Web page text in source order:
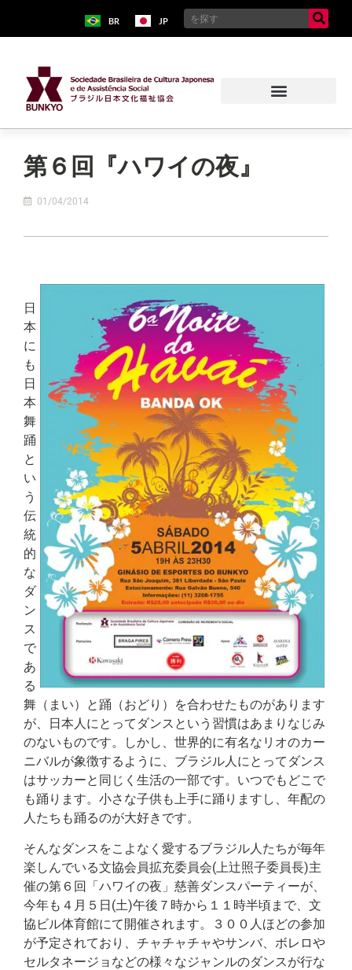
BR JP
第６回『ハワイの夜』
01/04/2014
日
本
に
も
日
本
舞
踊
と
い
う
伝
統
的
な
ダ
ン
ス
で
あ
る
舞（まい）と踊（おどり）を合わせたものがあります
が、日本人にとってダンスという習慣はあまりなじみ
のないものです。しかし、世界的に有名なリオのカー
ニバルが象徴するように、ブラジル人にとってダンス
はサッカーと同じく生活の一部です。いつでもどこで
も踊ります。小さな子供も上手に踊りますし、年配の
人たちも踊るのが大好きです。
そんなダンスをこよなく愛するブラジル人たちが毎年
楽しんでいる文協会員拡充委員会(上辻照子委員長)主
催の第６回「ハワイの夜」慈善ダンスパーティーが、
今年も４月５日(土)午後７時から１１時半頃まで、文
協ビル体育館にて開催されます。３００人ほどの参加
が予定されており、チャチャチャやサンバ、ボレロや
セルタネージョなどの様々なジャンルのダンスが行な